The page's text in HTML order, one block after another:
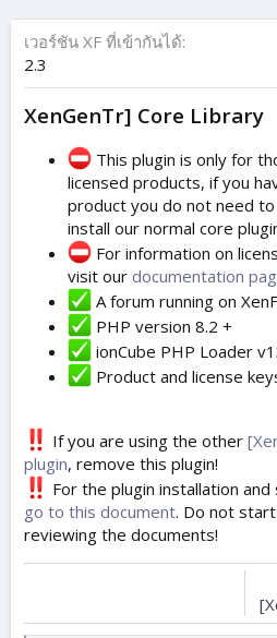
เวอร์ชัน XF ที่เข้ากันได้
2.3
XenGenTr] Core Library
This plugin is only for
licensed products, if you
product you do not need to
install our normal core
For information on
visit our documentation
A forum running on
PHP version 8.2 +
ionCube PHP Loader
Product and license
If you are using the other
plugin, remove this plugin!
For the plugin installation
go to this document. Do not
reviewing the documents!